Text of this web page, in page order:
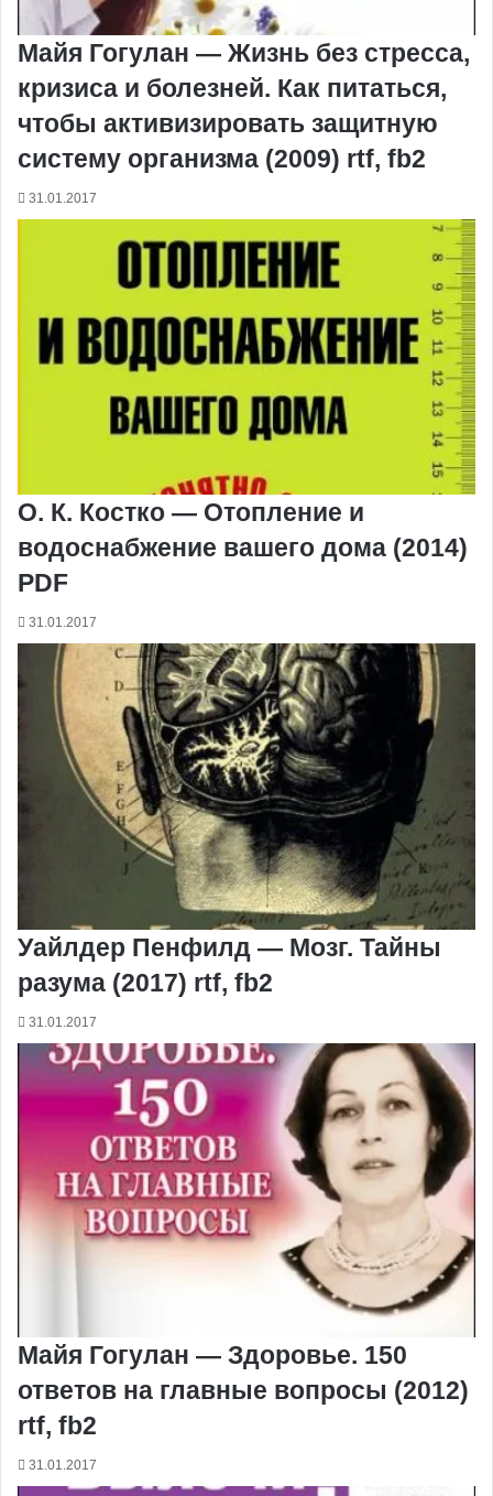
Майя Гогулан — Жизнь без стресса,
кризиса и болезней. Как питаться,
чтобы активизировать защитную
систему организма (2009) rtf, fb2
31.01.2017
О. К. Костко — Отопление и
водоснабжение вашего дома (2014)
PDF
31.01.2017
Уайлдер Пенфилд — Мозг. Тайны
разума (2017) rtf, fb2
31.01.2017
Майя Гогулан — Здоровье. 150
ответов на главные вопросы (2012)
rtf, fb2
31.01.2017